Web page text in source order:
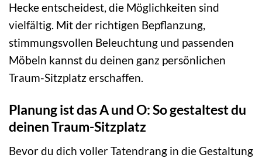
Hecke entscheidest, die Möglichkeiten sind
vielfältig. Mit der richtigen Bepflanzung,
stimmungsvollen Beleuchtung und passenden
Möbeln kannst du deinen ganz persönlichen
Traum-Sitzplatz erschaffen.
Planung ist das A und O: So gestaltest du
deinen Traum-Sitzplatz
Bevor du dich voller Tatendrang in die Gestaltung